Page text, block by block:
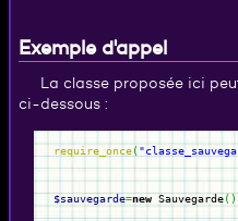
Exemple d'appel
La classe proposée ici
ci-dessous :
require_once(
$sauvegarde=newSauvegarde()